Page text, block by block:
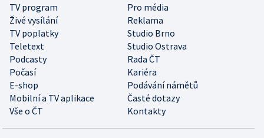
TV program
Pro média
Živé vysílání
Reklama
TV poplatky
Studio Brno
Teletext
Studio Ostrava
Podcasty
Rada ČT
Počasí
Kariéra
E-shop
Podávání námětů
Mobilní a TV aplikace
Časté dotazy
Vše o ČT
Kontakty